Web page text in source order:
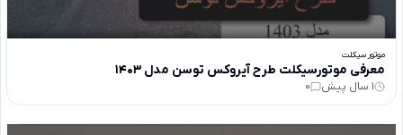
موتور سیکلت
معرفی موتورسیکلت طرح آیروکس توسن مدل 1403
1 سال پیش 0